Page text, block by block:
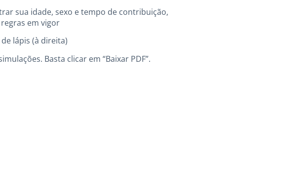
sua idade, sexo e tempo de contribuição,
em vigor
lápis (à direita)
Basta clicar em “Baixar PDF”.